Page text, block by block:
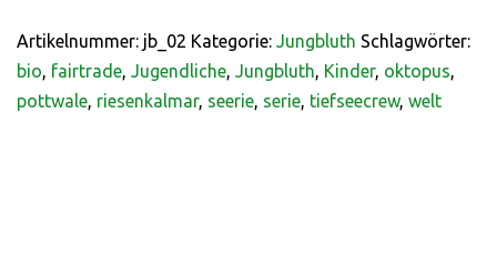
Artikelnummer: jb_02 Kategorie: Jungbluth Schlagwörter:
bio, fairtrade, Jugendliche, Jungbluth, Kinder, oktopus,
pottwale, riesenkalmar, seerie, serie, tiefseecrew, welt